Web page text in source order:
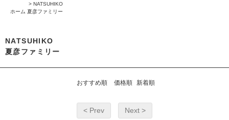
ホーム
> NATSUHIKO
夏彦ファミリー
NATSUHIKO
夏彦ファミリー
おすすめ順 価格順 新着順
< Prev Next >